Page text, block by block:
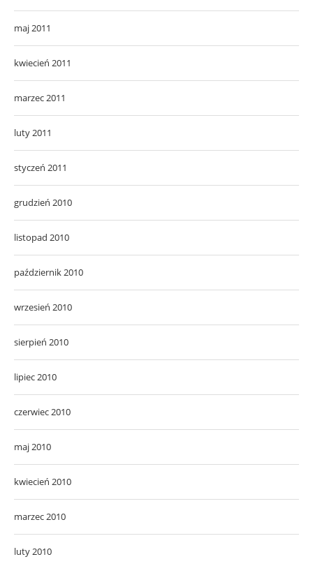
maj 2011
kwiecień 2011
marzec 2011
luty 2011
styczeń 2011
grudzień 2010
listopad 2010
październik 2010
wrzesień 2010
sierpień 2010
lipiec 2010
czerwiec 2010
maj 2010
kwiecień 2010
marzec 2010
luty 2010